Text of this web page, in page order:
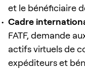
et le bénéficiaire
Cadre
FATF, demande
actifs virtuels de
expéditeurs et